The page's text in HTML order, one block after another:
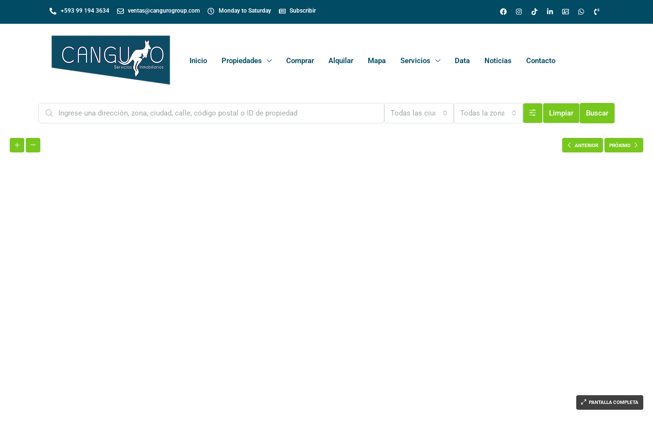
+593 99 194 3634 ventas@cangurogroup.com Monday to Saturday Subscribir
Inicio Propiedades Comprar Alquilar Mapa Servicios Data Noticias Contacto
Todas las ciudades Todas la zonas Limpiar Buscar
ANTERIOR PRÓXIMO
PANTALLA COMPLETA